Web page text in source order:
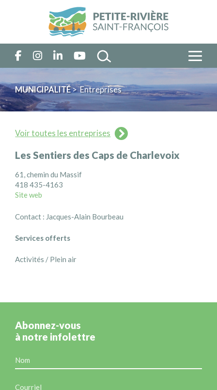
MUNICIPALITÉ> Entreprises
Voir toutes les entreprises
Les Sentiers des Caps de Charlevoix
61, chemin du Massif
418 435-4163
Site web
Contact : Jacques-Alain Bourbeau
Services offerts
Activités / Plein air
Abonnez-vous
à notre infolettre